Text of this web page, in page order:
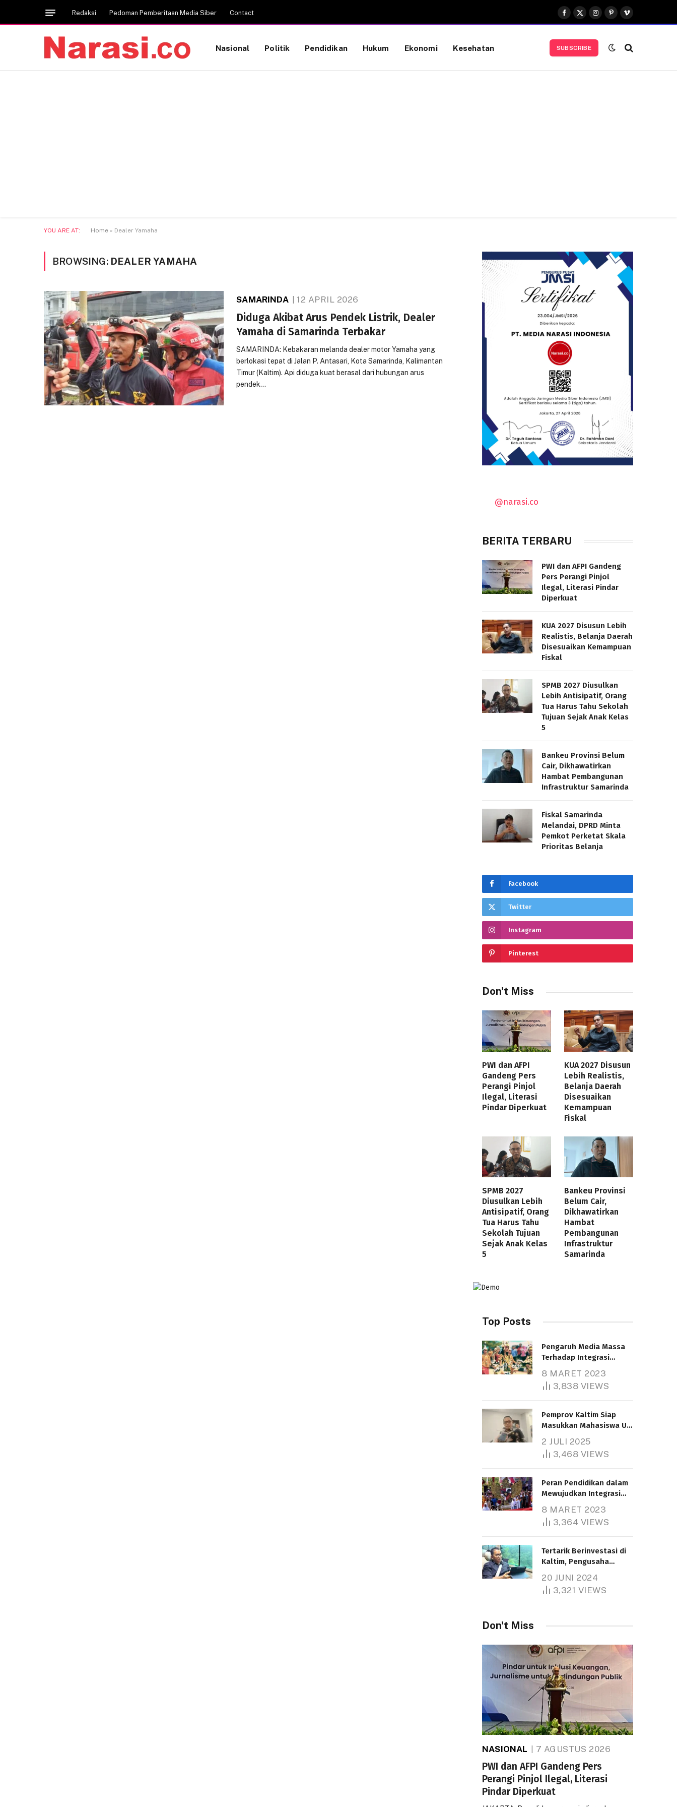
Redaksi Pedoman Pemberitaan Media Siber Contact
Facebook
X
(Twitter)
Instagram
Pinterest
Vimeo
Nasional Politik Pendidikan Hukum Ekonomi Kesehatan SUBSCRIBE
YOU ARE AT: Home » Dealer Yamaha
BROWSING: DEALER YAMAHA
SAMARINDA 12 APRIL 2026
Diduga Akibat Arus Pendek Listrik, Dealer
Yamaha di Samarinda Terbakar
SAMARINDA: Kebakaran melanda dealer motor Yamaha yang
berlokasi tepat di Jalan P. Antasari, Kota Samarinda, Kalimantan
Timur (Kaltim). Api diduga kuat berasal dari hubungan arus
pendek…
@narasi.co
BERITA TERBARU
PWI dan AFPI Gandeng
Pers Perangi Pinjol
Ilegal, Literasi Pindar
Diperkuat
KUA 2027 Disusun Lebih
Realistis, Belanja Daerah
Disesuaikan Kemampuan
Fiskal
SPMB 2027 Diusulkan
Lebih Antisipatif, Orang
Tua Harus Tahu Sekolah
Tujuan Sejak Anak Kelas
5
Bankeu Provinsi Belum
Cair, Dikhawatirkan
Hambat Pembangunan
Infrastruktur Samarinda
Fiskal Samarinda
Melandai, DPRD Minta
Pemkot Perketat Skala
Prioritas Belanja
Facebook
Twitter
Instagram
Pinterest
Don't Miss
PWI dan AFPI
Gandeng Pers
Perangi Pinjol
Ilegal, Literasi
Pindar Diperkuat
KUA 2027 Disusun
Lebih Realistis,
Belanja Daerah
Disesuaikan
Kemampuan
Fiskal
SPMB 2027
Diusulkan Lebih
Antisipatif, Orang
Tua Harus Tahu
Sekolah Tujuan
Sejak Anak Kelas
5
Bankeu Provinsi
Belum Cair,
Dikhawatirkan
Hambat
Pembangunan
Infrastruktur
Samarinda
Top Posts
Pengaruh Media Massa
Terhadap Integrasi
8 MARET 2023
3,838 VIEWS
Pemprov Kaltim Siap
Masukkan Mahasiswa UT
Bantuan Pendidikan
Gratispol
2 JULI 2025
3,468 VIEWS
Peran Pendidikan dalam
Mewujudkan Integrasi
8 MARET 2023
3,364 VIEWS
Tertarik Berinvestasi di
Kaltim, Pengusaha
1.000 Hektare
20 JUNI 2024
3,321 VIEWS
Don't Miss
NASIONAL 7 AGUSTUS 2026
PWI dan AFPI Gandeng Pers
Perangi Pinjol Ilegal, Literasi
Pindar Diperkuat